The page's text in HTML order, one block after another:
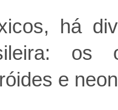
há
os
e